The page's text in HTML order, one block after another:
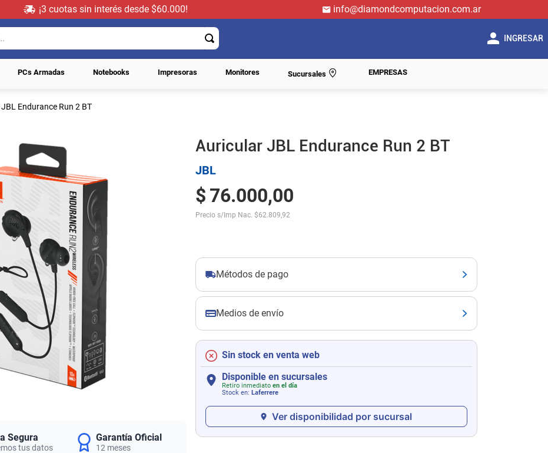
¡3 cuotas sin interés desde $60.000!
info@diamondcomputacion.com.ar
INGRESAR
PCs Armadas Notebooks Impresoras Monitores Sucursales EMPRESAS
Endurance Run 2 BT
Segura
tus datos
Garantía Oficial
12 meses
Auricular JBL Endurance Run 2 BT
JBL
$ 76.000,00
Precio s/Imp Nac. $62.809,92
Métodos de pago
Medios de envío
Sin stock en venta web
Disponible en sucursales
Retiro inmediato en el día
Stock en: Laferrere
Ver disponibilidad por sucursal